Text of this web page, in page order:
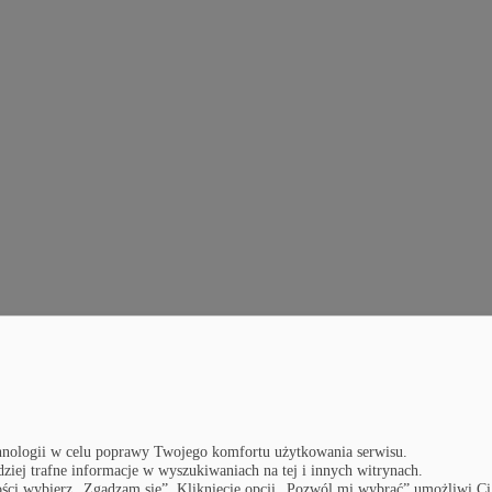
w celu poprawy Twojego komfortu użytkowania serwisu.
trafne informacje w wyszukiwaniach na tej i innych witrynach.